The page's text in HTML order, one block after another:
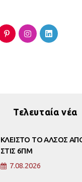
Τελευταία νέα
ΚΛΕΙΣΤΟ ΤΟ ΑΛΣΟΣ
ΣΤΙΣ 6ΠΜ
7.08.2026